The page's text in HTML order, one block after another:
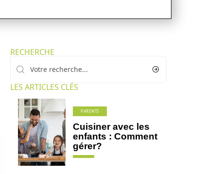
RECHERCHE
LES ARTICLES CLÉS
PARENTS
Cuisiner avec les
enfants : Comment
gérer?